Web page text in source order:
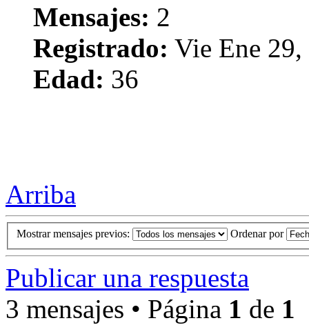
Mensajes: 2
Registrado: Vie Ene
Edad: 36
Arriba
Mostrar mensajes previos: Ordenar por
Publicar una respuesta
3 mensajes • Página 1 de 1